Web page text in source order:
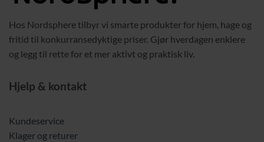
Hos Nordsphere tilbyr vi smarte produkter for hjem, hage og
fritid til konkurransedyktige priser. Gjør hverdagen enklere
og legg til rette for et mer aktivt og praktisk liv.
Hjelp & kontakt
Kundeservice
Klager og returer